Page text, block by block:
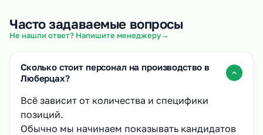
Часто задаваемые вопросы
Не нашли ответ? Напишите менеджеру→
Сколько стоит персонал на производство в
Люберцах?
Всё зависит от количества и специфики
позиций.
Обычно мы начинаем показывать кандидатов